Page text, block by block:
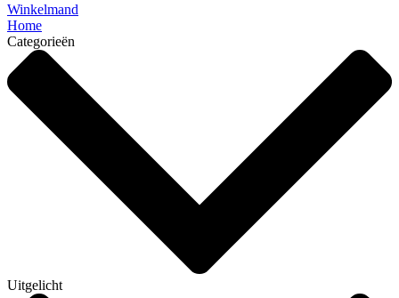
Winkelmand
Home
Categorieën
Uitgelicht